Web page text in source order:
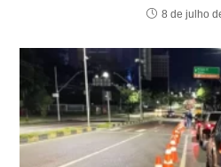
8 de julho